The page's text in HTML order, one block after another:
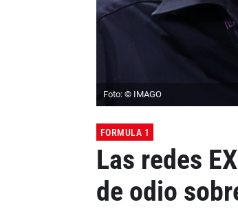
Foto: © IMAGO
FORMULA 1
Las redes
de odio